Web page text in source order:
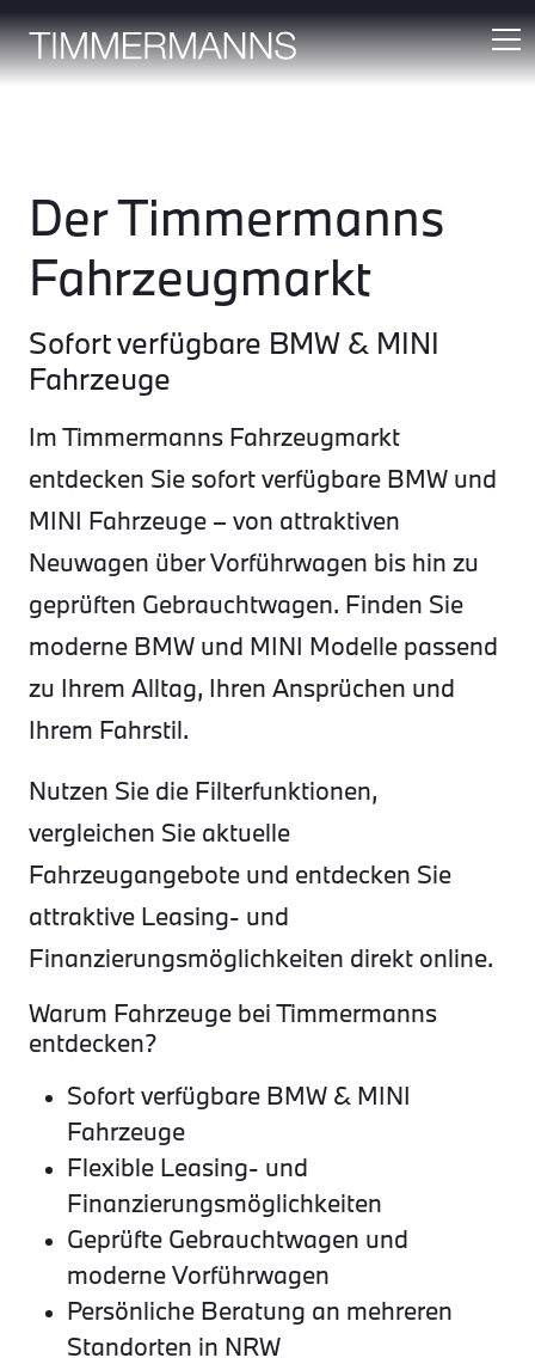
Der Timmermanns
Fahrzeugmarkt
Sofort verfügbare BMW & MINI
Fahrzeuge
Im Timmermanns Fahrzeugmarkt
entdecken Sie sofort verfügbare BMW und
MINI Fahrzeuge – von attraktiven
Neuwagen über Vorführwagen bis hin zu
geprüften Gebrauchtwagen. Finden Sie
moderne BMW und MINI Modelle passend
zu Ihrem Alltag, Ihren Ansprüchen und
Ihrem Fahrstil.
Nutzen Sie die Filterfunktionen,
vergleichen Sie aktuelle
Fahrzeugangebote und entdecken Sie
attraktive Leasing- und
Finanzierungsmöglichkeiten direkt online.
Warum Fahrzeuge bei Timmermanns
entdecken?
Sofort verfügbare BMW & MINI
Fahrzeuge
Flexible Leasing- und
Finanzierungsmöglichkeiten
Geprüfte Gebrauchtwagen und
moderne Vorführwagen
Persönliche Beratung an mehreren
Standorten in NRW